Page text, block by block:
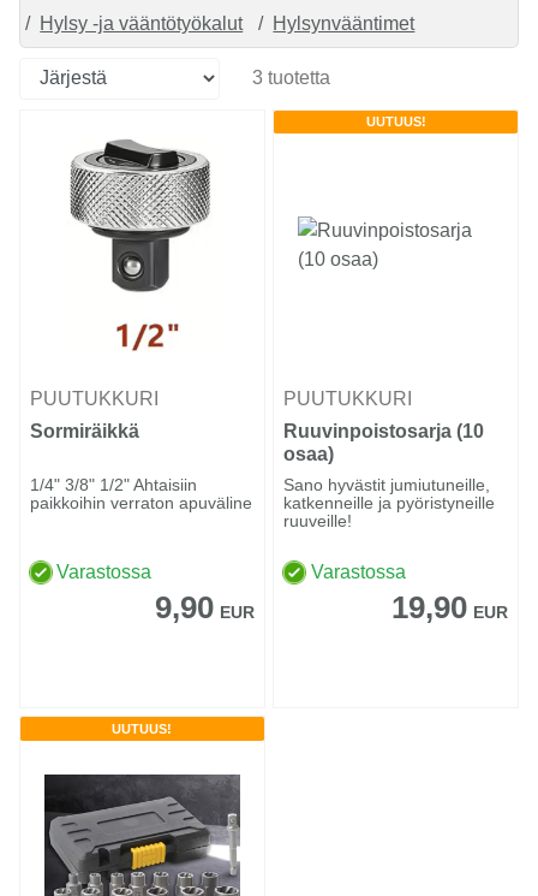
Hylsy -ja vääntötyökalut Hylsynvääntimet
3 tuotetta
PUUTUKKURI
Sormiräikkä
1/4" 3/8" 1/2" Ahtaisiin
paikkoihin verraton apuväline
Varastossa
9,90 EUR
UUTUUS!
PUUTUKKURI
Ruuvinpoistosarja (10
osaa)
Sano hyvästit jumiutuneille,
katkenneille ja pyöristyneille
ruuveille!
Varastossa
19,90 EUR
UUTUUS!